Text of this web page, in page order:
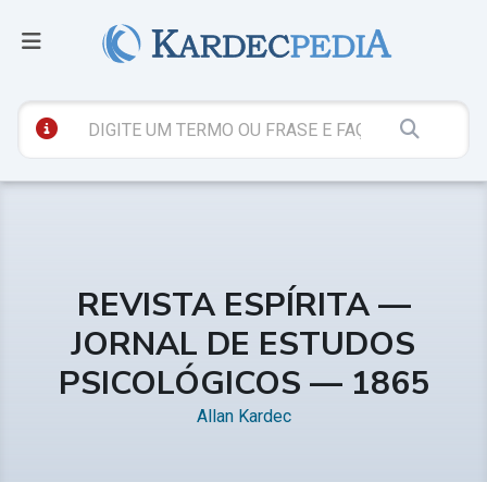
REVISTA ESPÍRITA —
JORNAL DE ESTUDOS
PSICOLÓGICOS — 1865
Allan Kardec